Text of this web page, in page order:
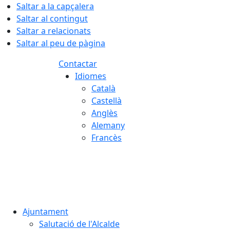
Saltar a la capçalera
Saltar al contingut
Saltar a relacionats
Saltar al peu de pàgina
Contactar
Idiomes
Català
Castellà
Anglès
Alemany
Francès
Ajuntament
Salutació de l'Alcalde